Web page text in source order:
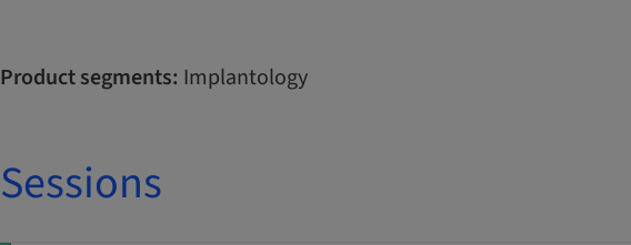
Product segments: Implantology
Sessions